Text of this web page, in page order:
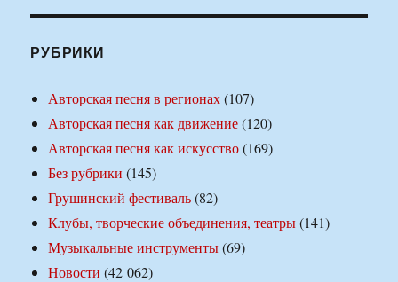
РУБРИКИ
Авторская песня в регионах(107)
Авторская песня как движение(120)
Авторская песня как искусство(169)
Без рубрики (145)
Грушинский фестиваль(82)
Клубы, творческие объединения, театры(141)
Музыкальные инструменты(69)
Новости (42 062)